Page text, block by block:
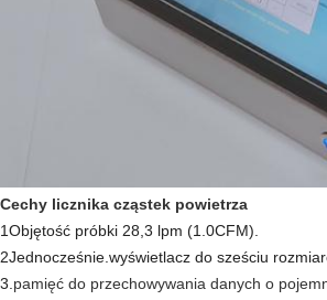
Cechy licznika cząstek powietrza
1Objętość próbki 28,3 lpm (1.0CFM)
2Jednocześnie. wyświetlacz do sześciu
3. pamięć do przechowywania danych o